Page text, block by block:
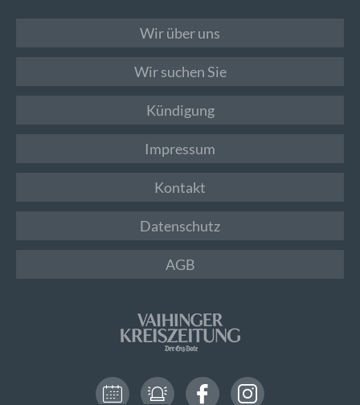
Wir über uns
Wir suchen Sie
Kündigung
Impressum
Kontakt
Datenschutz
AGB